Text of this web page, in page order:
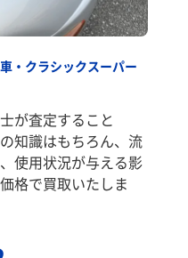
・クラシックスーパー
が査定すること
知識はもちろん、流
使用状況が与える影
格で買取いたしま